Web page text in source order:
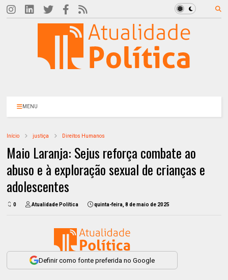
MENU
Início justiça Direitos Humanos
Maio Laranja: Sejus reforça combate ao
abuso e à exploração sexual de crianças e
adolescentes
0 Atualidade Política quinta-feira, 8 de maio de 2025
Definir como fonte preferida no Google